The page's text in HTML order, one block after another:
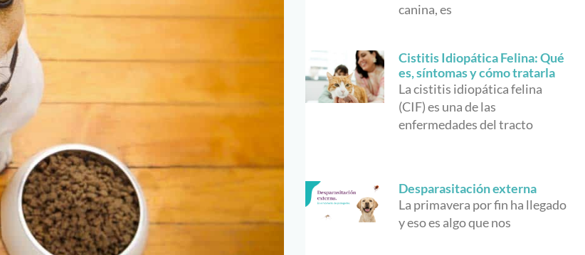
canina, es
Cistitis Idiopática Felina: Qué
es, síntomas y cómo tratarla
La cistitis idiopática felina
(CIF) es una de las
enfermedades del tracto
Desparasitación externa
La primavera por fin ha llegado
y eso es algo que nos